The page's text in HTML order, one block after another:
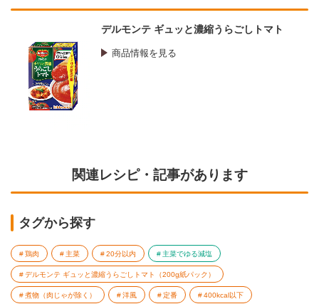
デルモンテ ギュッと濃縮うらごしトマト
商品情報を見る
関連レシピ・記事があります
タグから探す
鶏肉 主菜 20分以内 主菜でゆる減塩
デルモンテ ギュッと濃縮うらごしトマト（200g紙パック）
煮物（肉じゃが除く） 洋風 定番 400kcal以下